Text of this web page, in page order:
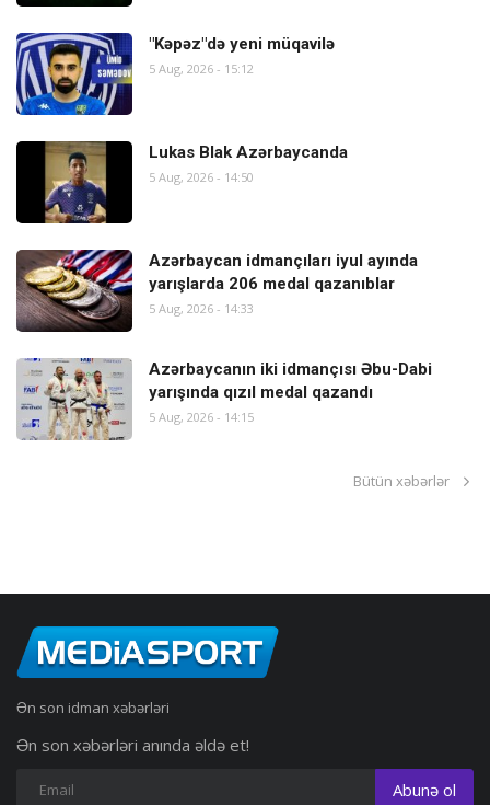
"Kəpəz"də yeni müqavilə
5 Aug, 2026 - 15:12
Lukas Blak Azərbaycanda
5 Aug, 2026 - 14:50
Azərbaycan idmançıları iyul ayında
yarışlarda 206 medal qazanıblar
5 Aug, 2026 - 14:33
Azərbaycanın iki idmançısı Əbu-Dabi
yarışında qızıl medal qazandı
5 Aug, 2026 - 14:15
Bütün xəbərlər
Ən son idman xəbərləri
Ən son xəbərləri anında əldə et!
Abunə ol